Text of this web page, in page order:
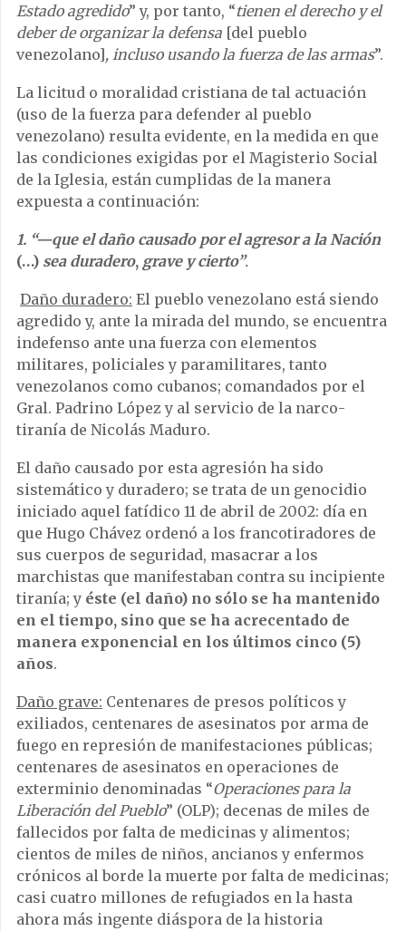
Estado agredido” y, por tanto, “tienen el derecho y el
deber de organizar la defensa [del pueblo
venezolano], incluso usando la fuerza de las armas”.
La licitud o moralidad cristiana de tal actuación
(uso de la fuerza para defender al pueblo
venezolano) resulta evidente, en la medida en que
las condiciones exigidas por el Magisterio Social
de la Iglesia, están cumplidas de la manera
expuesta a continuación:
1. “—que el daño causado por el agresor a la Nación
(…) sea duradero, grave y cierto”.
Daño duradero: El pueblo venezolano está siendo
agredido y, ante la mirada del mundo, se encuentra
indefenso ante una fuerza con elementos
militares, policiales y paramilitares, tanto
venezolanos como cubanos; comandados por el
Gral. Padrino López y al servicio de la narco-
tiranía de Nicolás Maduro.
El daño causado por esta agresión ha sido
sistemático y duradero; se trata de un genocidio
iniciado aquel fatídico 11 de abril de 2002: día en
que Hugo Chávez ordenó a los francotiradores de
sus cuerpos de seguridad, masacrar a los
marchistas que manifestaban contra su incipiente
tiranía; y éste (el daño) no sólo se ha mantenido
en el tiempo, sino que se ha acrecentado de
manera exponencial en los últimos cinco (5)
años.
Daño grave: Centenares de presos políticos y
exiliados, centenares de asesinatos por arma de
fuego en represión de manifestaciones públicas;
centenares de asesinatos en operaciones de
exterminio denominadas “Operaciones para la
Liberación del Pueblo” (OLP); decenas de miles de
fallecidos por falta de medicinas y alimentos;
cientos de miles de niños, ancianos y enfermos
crónicos al borde la muerte por falta de medicinas;
casi cuatro millones de refugiados en la hasta
ahora más ingente diáspora de la historia